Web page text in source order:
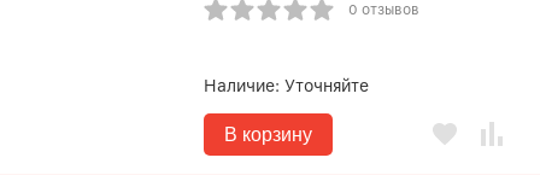
0 отзывов
Наличие:Уточняйте
В корзину